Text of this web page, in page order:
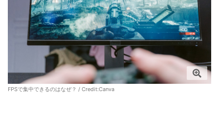
FPSで集中できるのはなぜ？ / Credit:Canva